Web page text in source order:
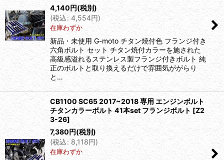
4,140円(税別)
(税込: 4,554円)
在庫わずか
新品・未使用 G-moto チタン焼付色 フランジ付き
六角ボルト セット チタン焼付カラーを施された
高級感溢れるステンレス製フランジ付きボルト 純
正のボルトと取り換えるだけで雰囲気ががらり
と…
CB1100 SC65 2017~2018 専用 エンジンボルト
チタンカラーボルト 41本set フランジボルト [Z2
3-26]
7,380円(税別)
(税込: 8,118円)
在庫わずか